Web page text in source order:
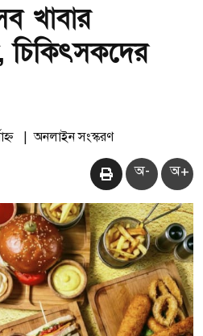
খাবার
চিকিৎসকদের
অনলাইন সংস্করণ
অ- অ+